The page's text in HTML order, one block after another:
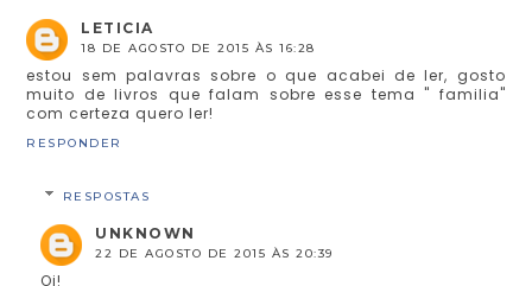
LETICIA
18 DE AGOSTO DE 2015 ÀS 16:28
estou sem palavras sobre o que acabei de ler, gosto
muito de livros que falam sobre esse tema " familia"
com certeza quero ler!
RESPONDER
RESPOSTAS
UNKNOWN
22 DE AGOSTO DE 2015 ÀS 20:39
Oi!